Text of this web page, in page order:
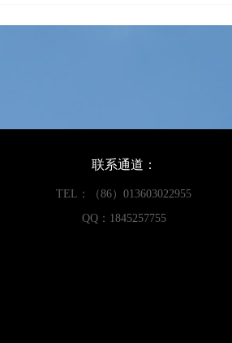
联系通道：
TEL：（86）013603022955
QQ：1845257755